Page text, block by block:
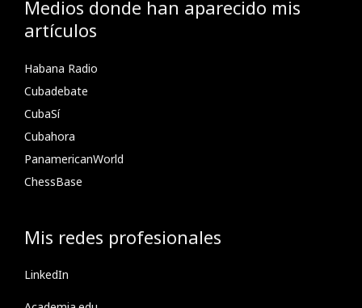
Medios donde han aparecido mis
artículos
Habana Radio
Cubadebate
CubaSí
Cubahora
PanamericanWorld
ChessBase
Mis redes profesionales
LinkedIn